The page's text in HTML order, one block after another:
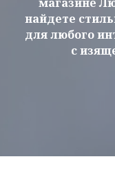
найдете
для любого
с